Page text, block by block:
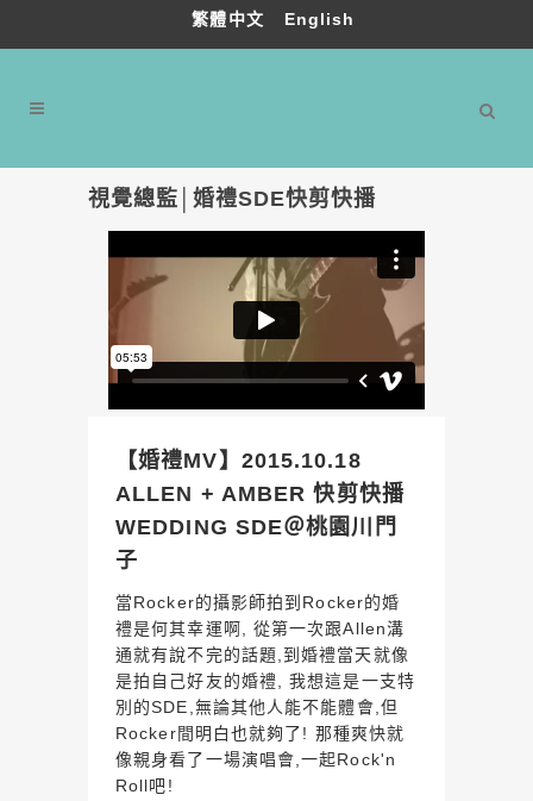
繁體中文 English
視覺總監│婚禮SDE快剪快播
【婚禮MV】2015.10.18
ALLEN + AMBER 快剪快播
WEDDING SDE＠桃園川門
子
當Rocker的攝影師拍到Rocker的婚
禮是何其幸運啊, 從第一次跟Allen溝
通就有說不完的話題,到婚禮當天就像
是拍自己好友的婚禮, 我想這是一支特
別的SDE,無論其他人能不能體會,但
Rocker間明白也就夠了! 那種爽快就
像親身看了一場演唱會,一起Rock'n
Roll吧!